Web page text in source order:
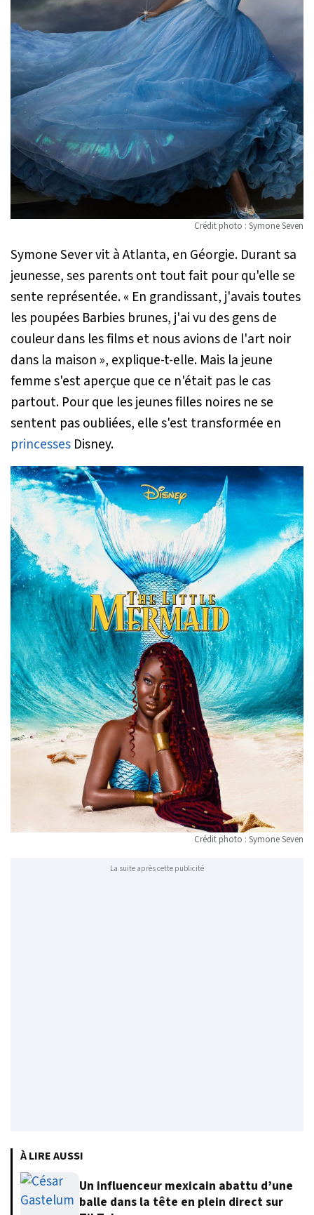
Crédit photo : Symone Seven
Symone Sever vit à Atlanta, en Géorgie. Durant sa
jeunesse, ses parents ont tout fait pour qu'elle se
sente représentée.« En grandissant, j'avais toutes
les poupées Barbies brunes, j'ai vu des gens de
couleur dans les films et nous avions de l'art noir
dans la maison », explique-t-elle. Mais la jeune
femme s'est aperçue que ce n'était pas le cas
partout. Pour que les jeunes filles noires ne se
sentent pas oubliées, elle s'est transformée en
princesses Disney.
Crédit photo : Symone Seven
La suite après cette publicité
À LIRE AUSSI
Un influenceur mexicain abattu d’une
balle dans la tête en plein direct sur